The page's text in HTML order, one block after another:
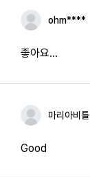
ohm****
좋아요...
마리아비틀
Good